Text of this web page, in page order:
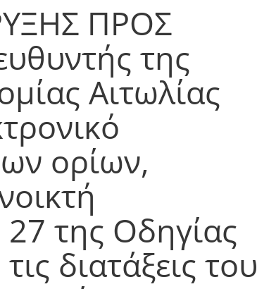
ΠΡΟΣ
της
Αιτωλίας
ορίων,
της Οδηγίας
διατάξεις του